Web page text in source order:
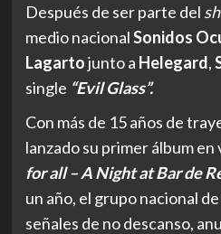
Después de ser parte del
medio nacionalSonidos
Lagartojunto a Helegard,
single “Evil Glass”.
Con más de 15 años de
lanzado su primer álbum en
for all – A Night at Bar de
un año, el grupo nacional de
señales de no descanso,